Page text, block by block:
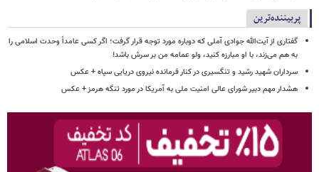
پربیننده‌ترین
گفتاری از آیت‌الله جوادی آملی که دوباره مورد توجه قرار گرفت؛ اگر کسی عامداً وحدت اسلامی را
به هم می‌زند، با او مبارزه کنید، ولو عمامه من بر سرش باشد!
سرداران شهید رشید و تنگسیری در کنار فرمانده نیروی دریایی سپاه + عکس
هشدار مهم دبیر شورای عالی امنیت ملی به آمریکا در مورد تنگه هرمز + عکس